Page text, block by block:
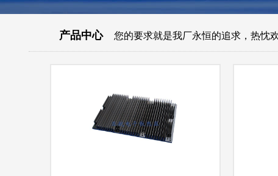
产品中心 您的要求就是我厂永恒的追求，热忱